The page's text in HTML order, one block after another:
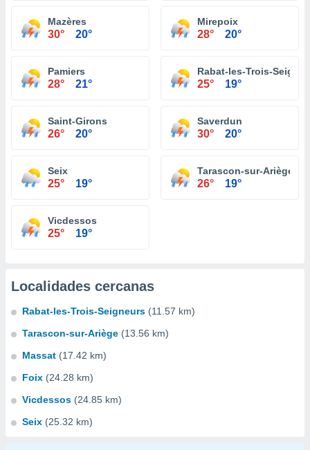
Mazères
30° 20°
Mirepoix
28° 20°
Pamiers
28° 21°
Rabat-les-Trois-
25° 19°
Saint-Girons
26° 20°
Saverdun
30° 20°
Seix
25° 19°
Tarascon-sur-Ariège
26° 19°
Vicdessos
25° 19°
Localidades cercanas
Rabat-les-Trois-Seigneurs (11.57 km)
Tarascon-sur-Ariège (13.56 km)
Massat (17.42 km)
Foix (24.28 km)
Vicdessos (24.85 km)
Seix (25.32 km)